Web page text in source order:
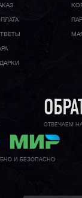
ОТВЕЧАЕМ
И БЕЗОПАСНО